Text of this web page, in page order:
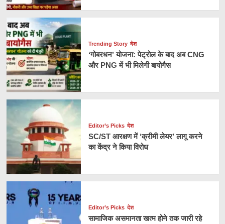
Trending Story देश
‘गोबरधन’ योजना: पेट्रोल के बाद अब CNG
और PNG में भी मिलेगी बायोगैस
Editor’s Picks देश
SC/ST आरक्षण में ‘क्रीमी लेयर’ लागू करने
का केंद्र ने किया विरोध
Editor’s Picks देश
सामाजिक असमानता खत्म होने तक जारी रहे